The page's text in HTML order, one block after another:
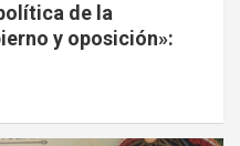
de la
y oposición»: